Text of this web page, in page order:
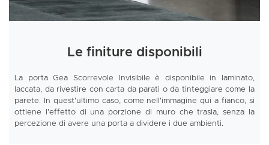
Le finiture disponibili
La porta Gea Scorrevole Invisibile è disponibile in laminato,
laccata, da rivestire con carta da parati o da tinteggiare come la
parete. In quest'ultimo caso, come nell'immagine qui a fianco, si
ottiene l'effetto di una porzione di muro che trasla, senza la
percezione di avere una porta a dividere i due ambienti.